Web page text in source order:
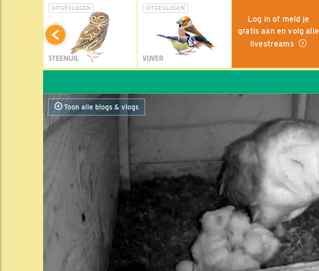
UITGEVLOGEN
STEENUIL
UITGEVLOGEN
VIJVER
Log in of meld je
gratis aan en volg alle
livestreams
Toon alle blogs & vlogs